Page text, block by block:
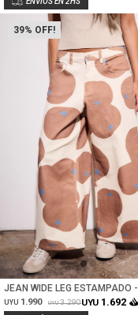
39
Talle
JEAN WIDE LEG ESTAMPADO -
PRINT
UYU 1.990 UYU 3.290UYU 1.692